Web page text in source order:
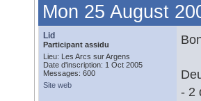
Mon 25 August
Lid
Participant assidu
Lieu: Les Arcs sur Argens
Date d'inscription: 1 Oct 2005
Messages: 600
Site web
- 2